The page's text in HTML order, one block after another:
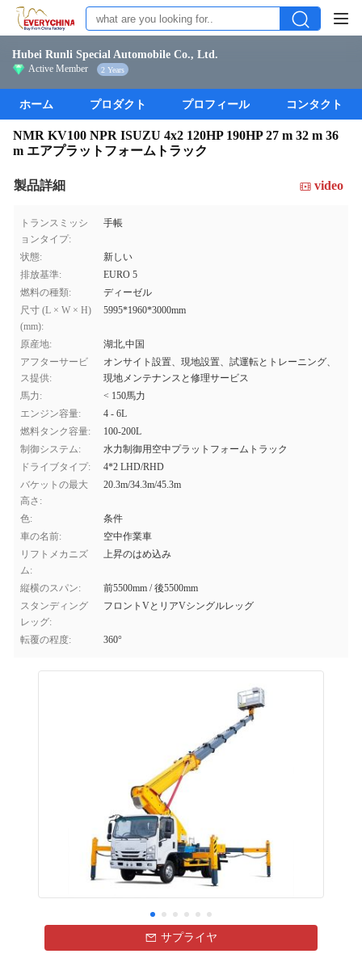
Hubei Runli Special Automobile Co., Ltd.
Active Member 2 Years
ホーム プロダクト プロフィール コンタクト
NMR KV100 NPR ISUZU 4x2 120HP 190HP 27 m 32 m 36
m エアプラットフォームトラック
製品詳細 video
トランスミッシ
ョンタイプ:
手帳
状態:
新しい
排放基準:
EURO 5
燃料の種類:
ディーゼル
尺寸 (L × W × H)
(mm):
5995*1960*3000mm
原産地:
湖北,中国
アフターサービ
ス提供:
オンサイト設置、現地設置、試運転とトレーニング、
現地メンテナンスと修理サービス
馬力:
< 150馬力
エンジン容量:
4 - 6L
燃料タンク容量:
100-200L
制御システム:
水力制御用空中プラットフォームトラック
ドライブタイプ:
4*2 LHD/RHD
バケットの最大
高さ:
20.3m/34.3m/45.3m
色:
条件
車の名前:
空中作業車
リフトメカニズ
ム:
上昇のはめ込み
縦横のスパン:
前5500mm / 後5500mm
スタンディング
レッグ:
フロントVとリアVシングルレッグ
転覆の程度: 360°
サプライヤ